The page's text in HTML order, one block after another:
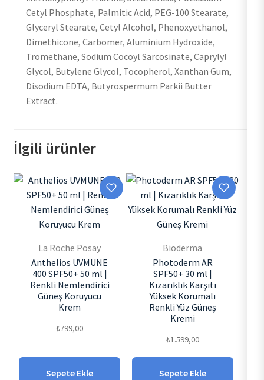
Cetyl Phosphate, Palmitic Acid, PEG-100 Stearate,
Glyceryl Stearate, Cetyl Alcohol, Phenoxyethanol,
Dimethicone, Carbomer, Aluminium Hydroxide,
Tromethane, Sodium Cocoyl Sarcosinate, Caprylyl
Glycol, Butylene Glycol, Tocopherol, Xanthan Gum,
Disodium EDTA, Butyrospermum Parkii Butter
Extract.
İlgili ürünler
La Roche Posay
Anthelios UVMUNE
400 SPF50+ 50 ml |
Renkli Nemlendirici
Güneş Koruyucu
Krem
₺799,00
Sepete Ekle
Bioderma
Photoderm AR
SPF50+ 30 ml |
Kızarıklık Karşıtı
Yüksek Korumalı
Renkli Yüz Güneş
Kremi
₺1.599,00
Sepete Ekle